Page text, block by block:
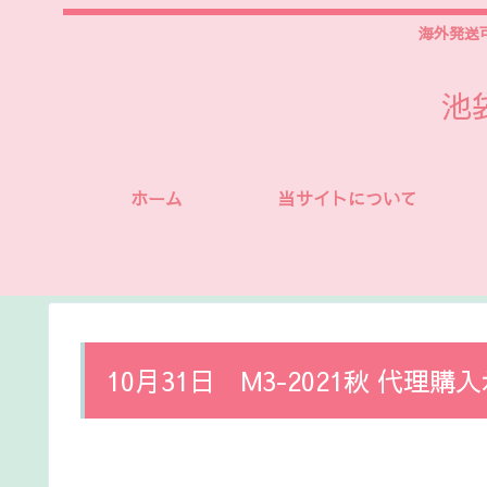
海外発送
池
ホーム 当サイトについて
10月31日 M3-2021秋 代理購